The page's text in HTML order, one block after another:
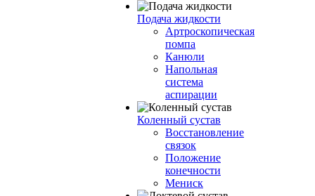
Подача жидкости
Артроскопическая
помпа
Канюли
Напольная
система
аспирации
Коленный сустав
Восстановление
связок
Положение
конечности
Мениск